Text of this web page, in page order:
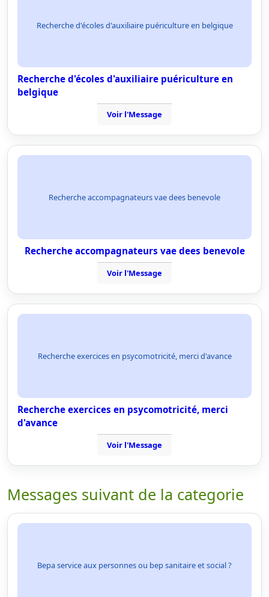
Recherche d'écoles d'auxiliaire puériculture en belgique
Recherche d'écoles d'auxiliaire puériculture en
belgique
Voir l'Message
Recherche accompagnateurs vae dees benevole
Recherche accompagnateurs vae dees benevole
Voir l'Message
Recherche exercices en psycomotricité, merci d'avance
Recherche exercices en psycomotricité, merci
d'avance
Voir l'Message
Messages suivant de la categorie
Bepa service aux personnes ou bep sanitaire et social ?